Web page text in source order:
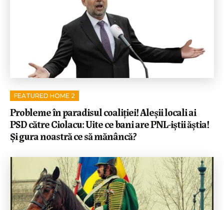
FEATURED HOME 2
Probleme în paradisul coaliției! Aleșii locali ai
PSD către Ciolacu: Uite ce bani are PNL-iștii ăștia!
Și gura noastră ce să mănâncă?